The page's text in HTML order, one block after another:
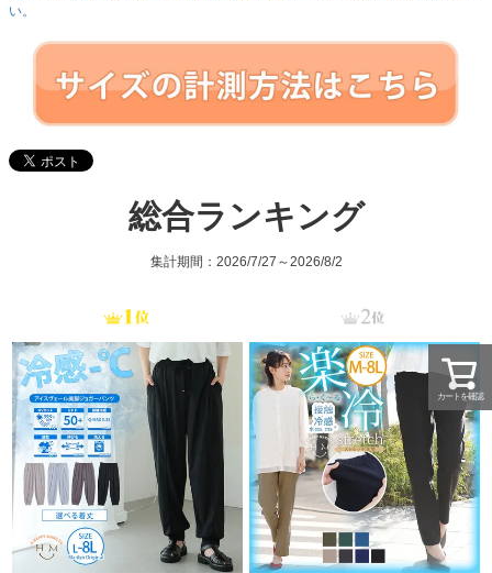
い。
総合ランキング
集計期間：2026/7/27～2026/8/2
カートを確認